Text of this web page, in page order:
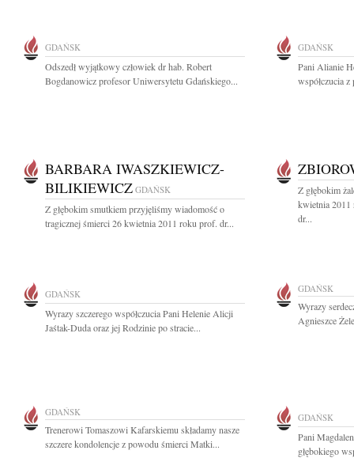
GDAŃSK
Odszedł wyjątkowy człowiek dr hab. Robert
Bogdanowicz profesor Uniwersytetu Gdańskiego...
GDAŃSK
Pani Alianie
współczucia
BARBARA IWASZKIEWICZ-
BILIKIEWICZ GDAŃSK
Z głębokim smutkiem przyjęliśmy wiadomość o
tragicznej śmierci 26 kwietnia 2011 roku prof. dr...
Z głębokim
kwietnia 2011
dr...
GDAŃSK
Wyrazy szczerego współczucia Pani Helenie Alicji
Jaśtak-Duda oraz jej Rodzinie po stracie...
GDAŃSK
Wyrazy
Agnieszce
GDAŃSK
Trenerowi Tomaszowi Kafarskiemu składamy nasze
szczere kondolencje z powodu śmierci Matki...
GDAŃSK
Pani
głębokiego